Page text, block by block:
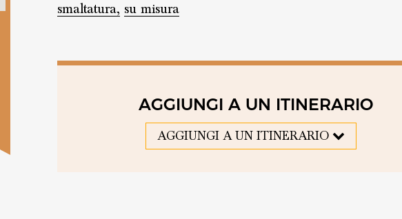
smaltatura, su misura
AGGIUNGI A UN ITINERARIO
AGGIUNGI A UN ITINERARIO